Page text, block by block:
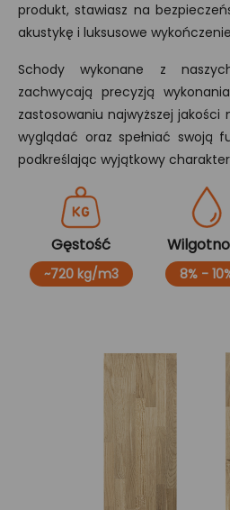
produkt, stawiasz na
akustykę i luksusowe
Schody wykonane z
zachwycają precyzją
zastosowaniu najwyższej jakości
wyglądać oraz spełniać swoją
podkreślając wyjątkowy
Gęstość
~720 kg/m3 8% -